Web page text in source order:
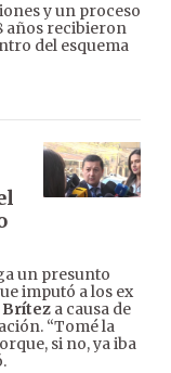
y un proceso
años recibieron
del esquema
un presunto
imputó a los ex
Brítez a causa de
“Tomé la
si no, ya iba